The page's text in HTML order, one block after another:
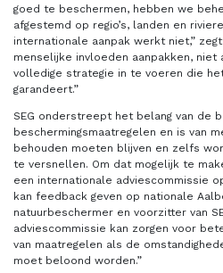
goed te beschermen, hebben we
afgestemd op regio’s, landen en
internationale aanpak werkt niet,”
menselijke invloeden aanpakken,
volledige strategie in te voeren die
garandeert.”
SEG onderstreept het belang van de
beschermingsmaatregelen en is van
behouden moeten blijven en zelfs
te versnellen. Om dat mogelijk te
een internationale adviescommissie
kan feedback geven op nationale
natuurbeschermer en voorzitter van
adviescommissie kan zorgen voor
van maatregelen als de
moet beloond worden.”